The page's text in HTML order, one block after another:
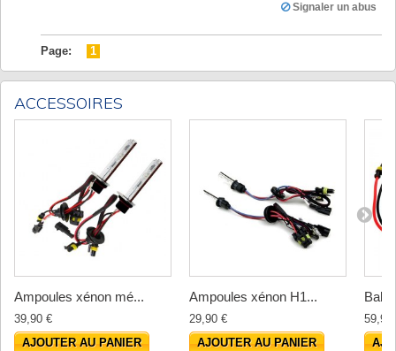
Signaler un abus
Page: 1
ACCESSOIRES
Ampoules xénon mé...
39,90 €
AJOUTER AU PANIER
Ampoules xénon H1...
29,90 €
AJOUTER AU PANIER
59,90